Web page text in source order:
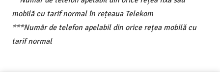
mobilă cu tarif normal în rețeaua Telekom
***Număr de telefon apelabil din orice rețea mobilă cu
tarif normal